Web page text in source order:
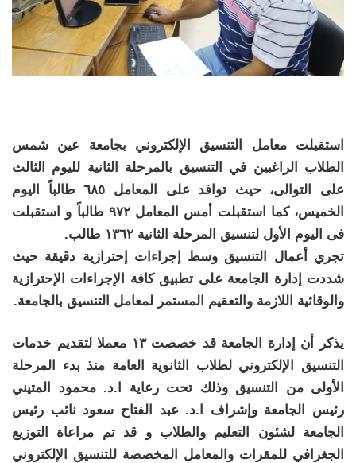
استقبلت معامل التنسيق الإلكتروني بجامعة عين شمس
الطلاب الراغبين في التنسيق بالمرحلة الثانية لليوم الثالث
على التوالى، حيث توافد على المعامل ٦٨٥ طالباً اليوم
الخميس، كما استقبلت أمس المعامل ٩٧٢ طالباً و استقبلت
فى اليوم الأول لتنسيق المرحلة الثانية ١٣٦٢ طالب.
تجري أعمال التنسيق وسط إجراءات إحترازية دقيقة حيث
شددت إدارة الجامعة على تطبيق كافة الإجراءات الإحترازية
والوقائية اللازمة والتعقيم المستمر لمعامل التنسيق بالجامعة.
يذكر أن إدارة الجامعة قد خصصت ١٣ معملا لتقديم خدمات
التنسيق الإلكتروني لطلاب الثانوية العامة منذ بدء المرحلة
الأولى من التنسيق وذلك تحت رعاية ا.د. محمود المتيني
رئيس الجامعة وإشراف ا.د. عبد الفتاح سعود نائب رئيس
الجامعة لشئون التعليم والطلاب و قد تم مراعاة التوزيع
الجغرافي للمقرات والمعامل المخصصة للتنسيق الإلكتروني